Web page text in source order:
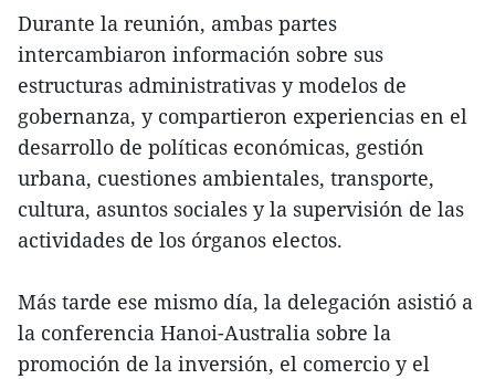
Durante la reunión, ambas partes
intercambiaron información sobre sus
estructuras administrativas y modelos de
gobernanza, y compartieron experiencias en el
desarrollo de políticas económicas, gestión
urbana, cuestiones ambientales, transporte,
cultura, asuntos sociales y la supervisión de las
actividades de los órganos electos.
Más tarde ese mismo día, la delegación asistió a
la conferencia Hanoi-Australia sobre la
promoción de la inversión, el comercio y el